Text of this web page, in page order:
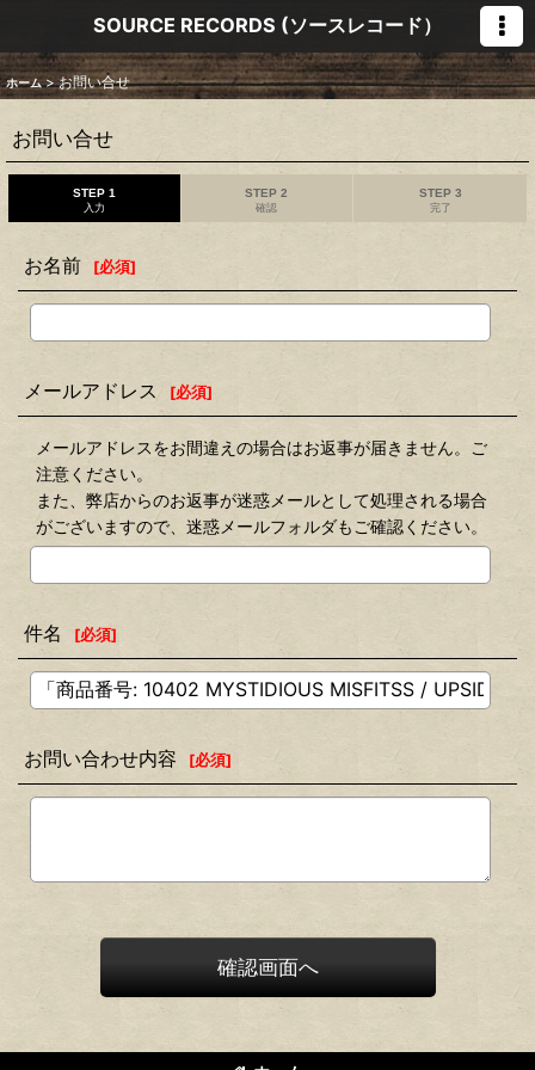
SOURCE RECORDS (ソースレコード）
ホーム > お問い合せ
お問い合せ
STEP 1
入力
STEP 2
確認
STEP 3
完了
お名前 [必須]
メールアドレス [必須]
メールアドレスをお間違えの場合はお返事が届きません。ご
注意ください。
また、弊店からのお返事が迷惑メールとして処理される場合
がございますので、迷惑メールフォルダもご確認ください。
件名 [必須]
お問い合わせ内容 [必須]
確認画面へ